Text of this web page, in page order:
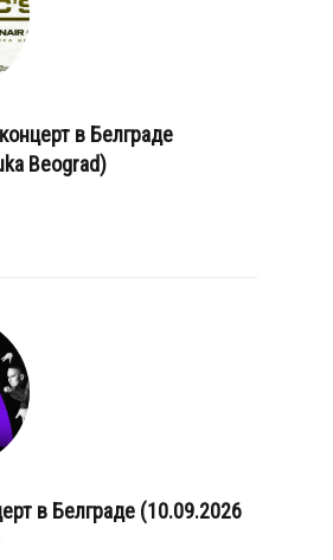
в Белграде
Beograd)
в Белграде (10.09.2026